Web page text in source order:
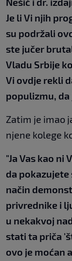
Je li Vi njih
su podržali
ste jučer
Vladu Srbije
Vi ovdje rekli
populizmu, da
Zatim je imao
njene kolege
"Ja Vas kao ni
da pokazujete
način
privrednike i
u nekakvoj
stati ta priča
ovo je moćan